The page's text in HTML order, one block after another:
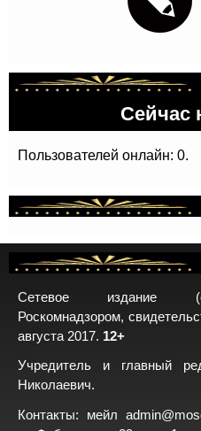
Сейчас
Пользователей онлайн: 0.
Сетевое издание
Роскомнадзором,
августа 2017. 12+
Учредитель и главный
Николаевич.
Контакты: мейл